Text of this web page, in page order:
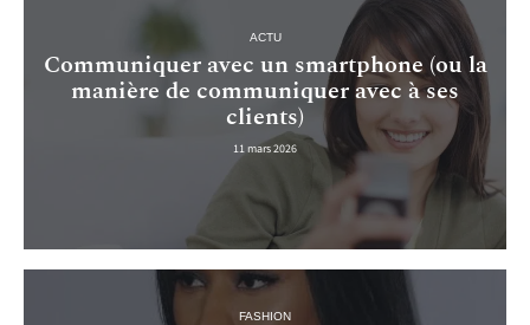
ACTU
Communiquer avec un smartphone (ou la
manière de communiquer avec à ses
clients)
11 mars 2026
FASHION